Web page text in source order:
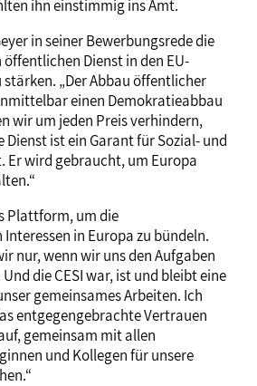
ihn einstimmig ins Amt.
in seiner Bewerbungsrede die
Dienst in den EU-
„Der Abbau öffentlicher
einen Demokratieabbau
wir um jeden Preis verhindern,
ist ein Garant für Sozial- und
Er wird gebraucht, um Europa
Plattform, um die
in Europa zu bündeln.
nur, wenn wir uns den Aufgaben
die CESI war, ist und bleibt eine
gemeinsames Arbeiten. Ich
entgegengebrachte Vertrauen
gemeinsam mit allen
und Kollegen für unsere